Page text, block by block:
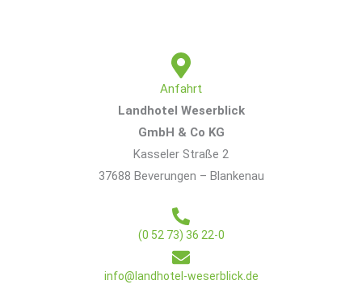
Anfahrt
Landhotel Weserblick
GmbH & Co KG
Kasseler Straße 2
37688 Beverungen – Blankenau
(0 52 73) 36 22-0
info@landhotel-weserblick.de